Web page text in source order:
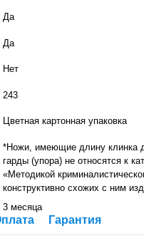
Да
Да
Нет
243
Цветная картонная упаковка
*Ножи, имеющие длину клинка
гарды (упора) не относятся к
«Методикой
конструктивно схожих с ним
3 месяца
Гарантия